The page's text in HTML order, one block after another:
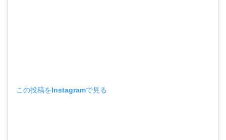
この投稿をInstagramで見る